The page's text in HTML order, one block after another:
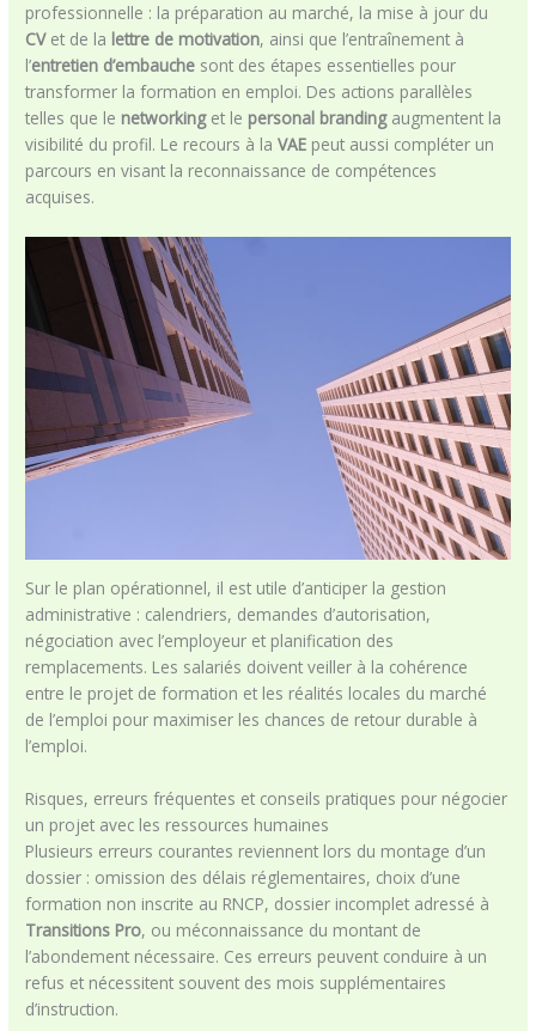
professionnelle : la préparation au marché, la mise à jour du
CVet de la lettre de motivation, ainsi que l’entraînement à
l’entretien d’embauche sont des étapes essentielles pour
transformer la formation en emploi. Des actions parallèles
telles que le networkinget le personal brandingaugmentent la
visibilité du profil. Le recours à laVAE peut aussi compléter un
parcours en visant la reconnaissance de compétences
acquises.
Sur le plan opérationnel, il est utile d’anticiper la gestion
administrative : calendriers, demandes d’autorisation,
négociation avec l’employeur et planification des
remplacements. Les salariés doivent veiller à la cohérence
entre le projet de formation et les réalités locales du marché
de l’emploi pour maximiser les chances de retour durable à
l’emploi.
Risques, erreurs fréquentes et conseils pratiques pour négocier
un projet avec les ressources humaines
Plusieurs erreurs courantes reviennent lors du montage d’un
dossier : omission des délais réglementaires, choix d’une
formation non inscrite au RNCP, dossier incomplet adressé à
Transitions Pro, ou méconnaissance du montant de
l’abondement nécessaire. Ces erreurs peuvent conduire à un
refus et nécessitent souvent des mois supplémentaires
d’instruction.